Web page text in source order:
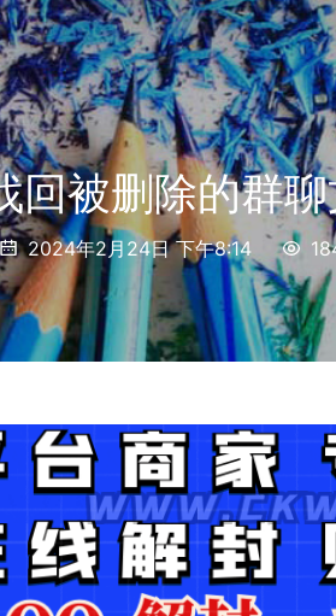
被删除的群聊
2024年2月24日 下午8:14